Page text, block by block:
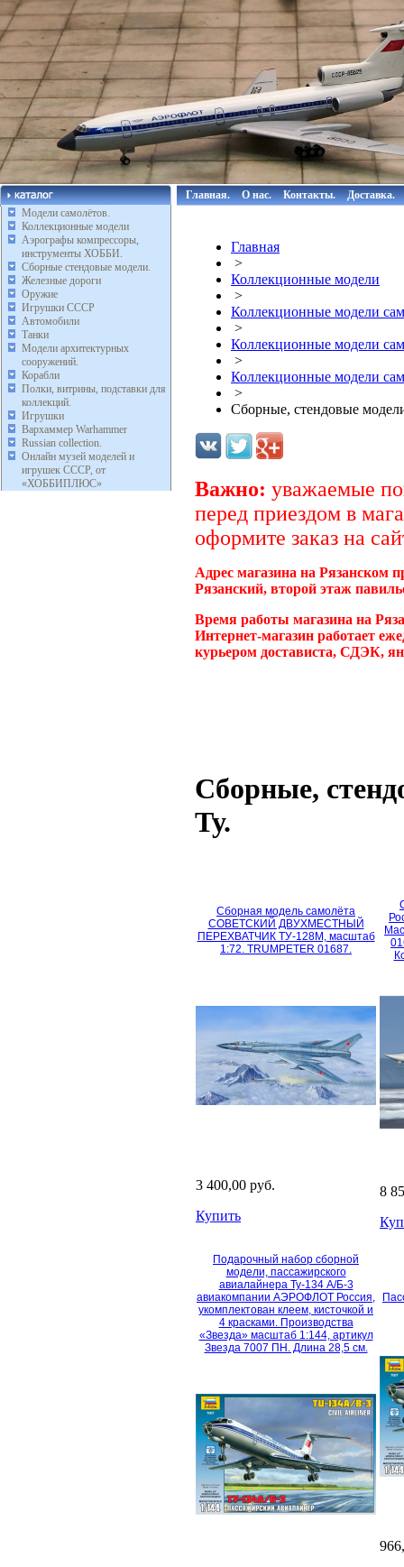
Модели самолётов.
Коллекционные модели
Аэрографы компрессоры,
инструменты ХОББИ.
Сборные стендовые модели.
Железные дороги
Оружие
Игрушки СССР
Автомобили
Танки
Модели архитектурных
сооружений.
Корабли
Полки, витрины, подставки для
коллекций.
Игрушки
Вархаммер Warhammer
Russian collection.
Онлайн музей моделей и
игрушек СССР, от
«ХОББИПЛЮС»
Главная. О нас. Контакты. Доставка.
Главная
>
Коллекционные модели
>
Коллекционные модели
>
Коллекционные модели
>
Коллекционные модели
>
Сборные, стендовые
Важно: уважаемые
перед приездом в
оформите заказ на
Адрес магазина на Рязанском
Рязанский, второй этаж
Время работы магазина на
Интернет-магазин работает
курьером достависта, СДЭК,
Сборные,
Ту.
Сборная модель самолёта
СОВЕТСКИЙ ДВУХМЕСТНЫЙ
ПЕРЕХВАТЧИК ТУ-128М, масштаб
1:72. TRUMPETER 01687.
3 400,00 руб.
Купить
8
Подарочный набор сборной
модели, пассажирского
авиалайнера Ту-134 А/Б-3
авиакомпании АЭРОФЛОТ Россия,
укомплектован клеем, кисточкой и
4 красками. Производства
«Звезда» масштаб 1:144, артикул
Звезда 7007 ПН. Длина 28,5 см.